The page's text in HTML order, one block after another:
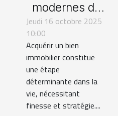
modernes de
négociation
pour l'achat
d'un bien
immobilier
Jeudi 16 octobre 2025
10:00
Acquérir un bien
immobilier constitue
une étape
déterminante dans la
vie, nécessitant
finesse et stratégie....